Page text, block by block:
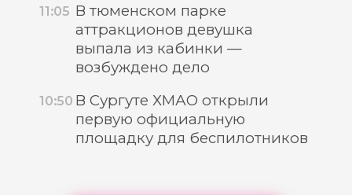
11:05 В тюменском парке
аттракционов девушка
выпала из кабинки —
возбуждено дело
10:50 В Сургуте ХМАО открыли
первую официальную
площадку для беспилотников